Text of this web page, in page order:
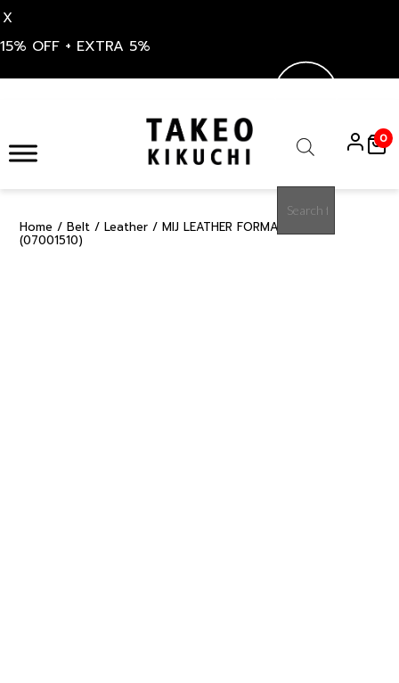
X
15% OFF + EXTRA 5%
content
search
0
Home / Belt / Leather / MIJ LEATHER FORMAL BELT
(07001510)